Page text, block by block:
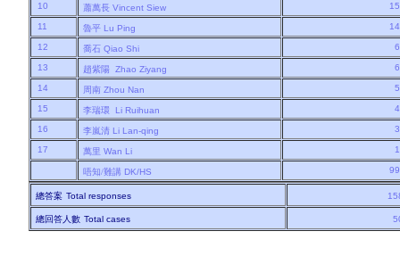
10 蕭萬長 Vincent Siew
11 魯平 Lu Ping
12 喬石 Qiao Shi
13 趙紫陽 Zhao Ziyang
14 周南 Zhou Nan
15 李瑞環 Li Ruihuan
16 李嵐清 Li Lan-qing
17 萬里 Wan Li
唔知/難講 DK/HS
總答案 Total responses
總回答人數 Total cases